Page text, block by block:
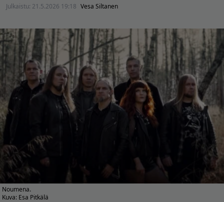
Julkaistu: 21.5.2026 19:18 Vesa Siltanen
Noumena.
Kuva: Esa Pitkälä